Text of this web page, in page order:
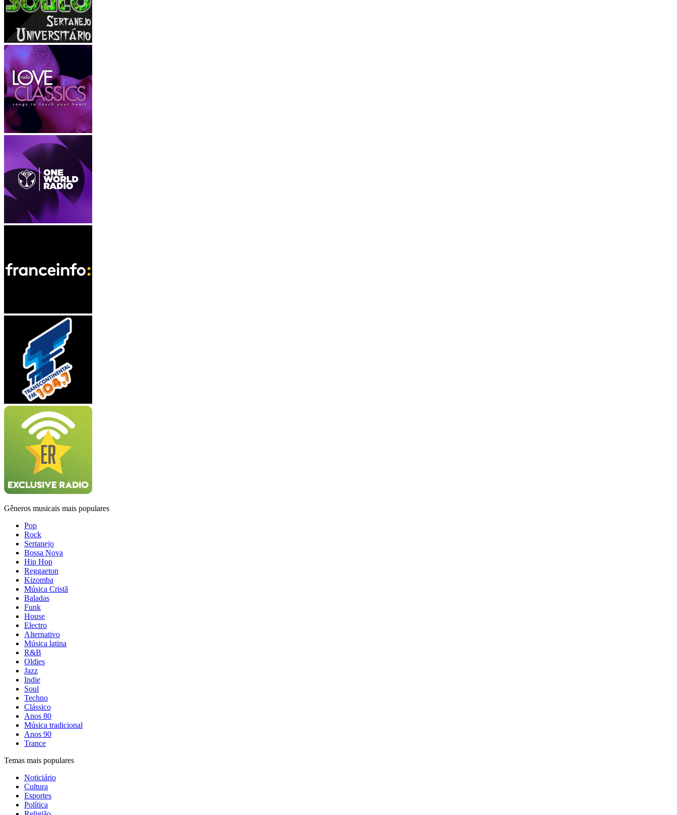
Gêneros musicais mais populares
Pop
Rock
Sertanejo
Bossa Nova
Hip Hop
Reggaeton
Kizomba
Música Cristã
Baladas
Funk
House
Electro
Alternativo
Música latina
R&B
Oldies
Jazz
Indie
Soul
Techno
Clássico
Anos 80
Música tradicional
Anos 90
Trance
Temas mais populares
Noticiário
Cultura
Esportes
Política